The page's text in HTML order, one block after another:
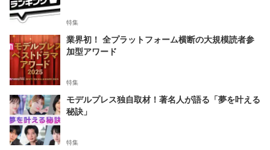
特集
業界初！ 全プラットフォーム横断の大規模読者参
加型アワード
特集
モデルプレス独自取材！著名人が語る「夢を叶える
秘訣」
特集